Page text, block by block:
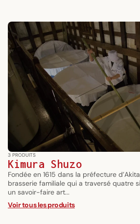
3 PRODUITS
Kimura Shuzo
Fondée en 1615 dans la préfecture
brasserie familiale qui a traversé quatre
un savoir-faire art...
Voir tous les produits